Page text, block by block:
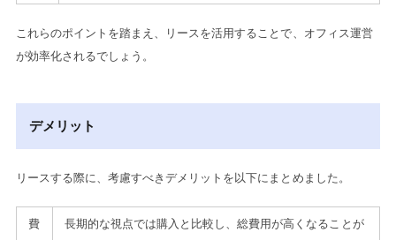
これらのポイントを踏まえ、リースを活用することで、オフィス運営
が効率化されるでしょう。
デメリット
リースする際に、考慮すべきデメリットを以下にまとめました。
費
長期的な視点では購入と比較し、総費用が高くなることが